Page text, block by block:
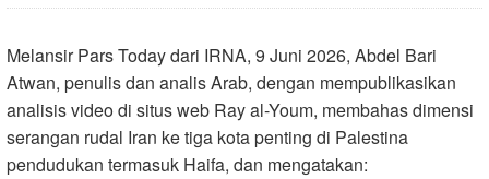
Melansir Pars Today dari IRNA, 9 Juni 2026, Abdel Bari
Atwan, penulis dan analis Arab, dengan mempublikasikan
analisis video di situs web Ray al-Youm, membahas dimensi
serangan rudal Iran ke tiga kota penting di Palestina
pendudukan termasuk Haifa, dan mengatakan: